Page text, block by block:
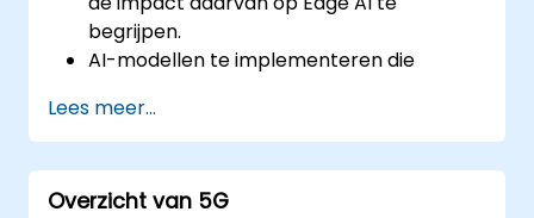
begrijpen.
AI-modellen te implementeren die
lage latentie in een 5G-omgeving.
Real-time besluitvormingssystemen te
ontwikkelen waarbij gebruik wordt
gemaakt van Edge AI en 5G-
Lees meer...
Overzicht van 5G